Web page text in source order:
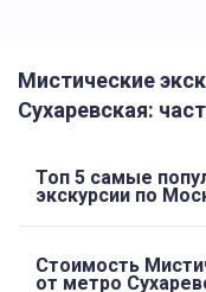
Мистические
Сухаревская:
Топ 5 самые
экскурсии по
Стоимость
от метро